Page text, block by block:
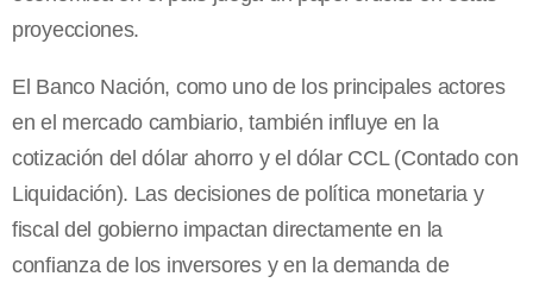
proyecciones.
El Banco Nación, como uno de los principales actores
en el mercado cambiario, también influye en la
cotización del dólar ahorro y el dólar CCL (Contado con
Liquidación). Las decisiones de política monetaria y
fiscal del gobierno impactan directamente en la
confianza de los inversores y en la demanda de